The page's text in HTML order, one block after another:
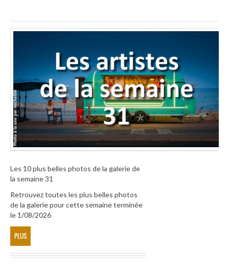
Les 10 plus belles photos de la galerie de
la semaine 31
Retrouvez toutes les plus belles photos
de la galerie pour cette semaine terminée
le 1/08/2026
PLUS